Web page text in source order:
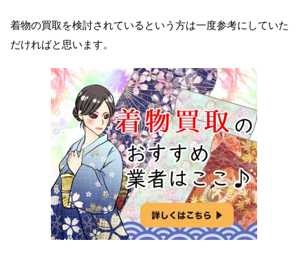
着物の買取を検討されているという方は一度参考にしていた
だければと思います。